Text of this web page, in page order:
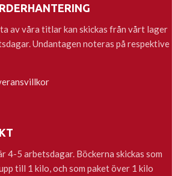
av våra titlar kan skickas från vårt lager
Undantagen noteras på respektive
4-5 arbetsdagar. Böckerna skickas som
till 1 kilo, och som paket över 1 kilo